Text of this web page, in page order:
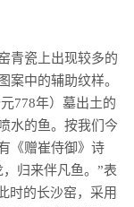
青瓷上出现较多的
案中的辅助纹样。
778年）墓出土的
水的鱼。按我们今
《赠崔侍御》诗
归来伴凡鱼。”表
时的长沙窑，采用